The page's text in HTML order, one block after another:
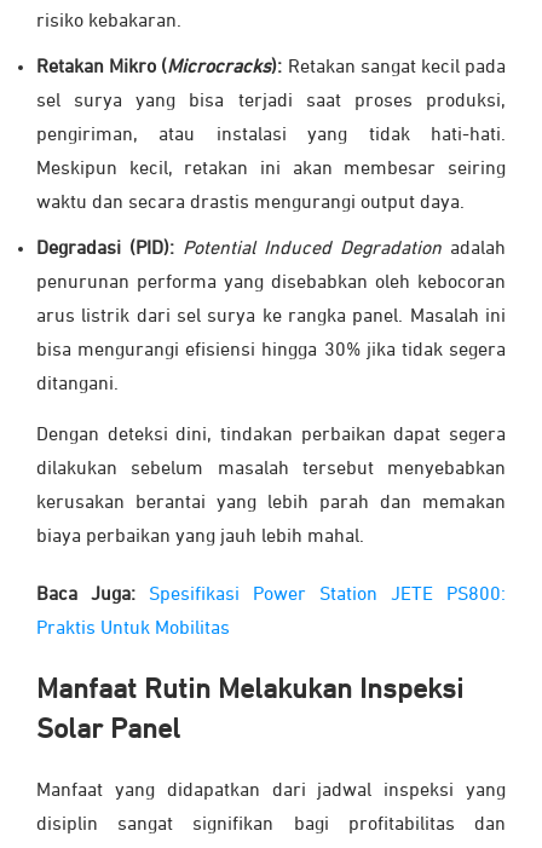
risiko kebakaran.
Retakan Mikro (Microcracks): Retakan sangat kecil pada
sel surya yang bisa terjadi saat proses produksi,
pengiriman, atau instalasi yang tidak hati-hati.
Meskipun kecil, retakan ini akan membesar seiring
waktu dan secara drastis mengurangi output daya.
Degradasi (PID): Potential Induced Degradation adalah
penurunan performa yang disebabkan oleh kebocoran
arus listrik dari sel surya ke rangka panel. Masalah ini
bisa mengurangi efisiensi hingga 30% jika tidak segera
ditangani.
Dengan deteksi dini, tindakan perbaikan dapat segera
dilakukan sebelum masalah tersebut menyebabkan
kerusakan berantai yang lebih parah dan memakan
biaya perbaikan yang jauh lebih mahal.
Baca Juga: Spesifikasi Power Station JETE PS800:
Praktis Untuk Mobilitas
Manfaat Rutin Melakukan Inspeksi
Solar Panel
Manfaat yang didapatkan dari jadwal inspeksi yang
disiplin sangat signifikan bagi profitabilitas dan